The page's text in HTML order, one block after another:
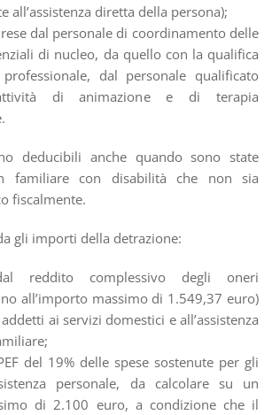
all’assistenza diretta della persona);
dal personale di coordinamento delle
di nucleo, da quello con la qualifica
dal personale qualificato
di animazione e di terapia
deducibili anche quando sono state
familiare con disabilità che non sia
fiscalmente.
gli importi della detrazione:
reddito complessivo degli oneri
all’importo massimo di 1.549,37 euro)
ai servizi domestici e all’assistenza
del 19% delle spese sostenute per gli
personale, da calcolare su un
di 2.100 euro, a condizione che il